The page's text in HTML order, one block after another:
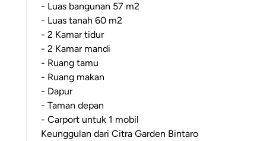
- Luas bangunan 57 m2
- Luas tanah 60 m2
- 2 Kamar tidur
- 2 Kamar mandi
- Ruang tamu
- Ruang makan
- Dapur
- Taman depan
- Carport untuk 1 mobil
Keunggulan dari Citra Garden Bintaro